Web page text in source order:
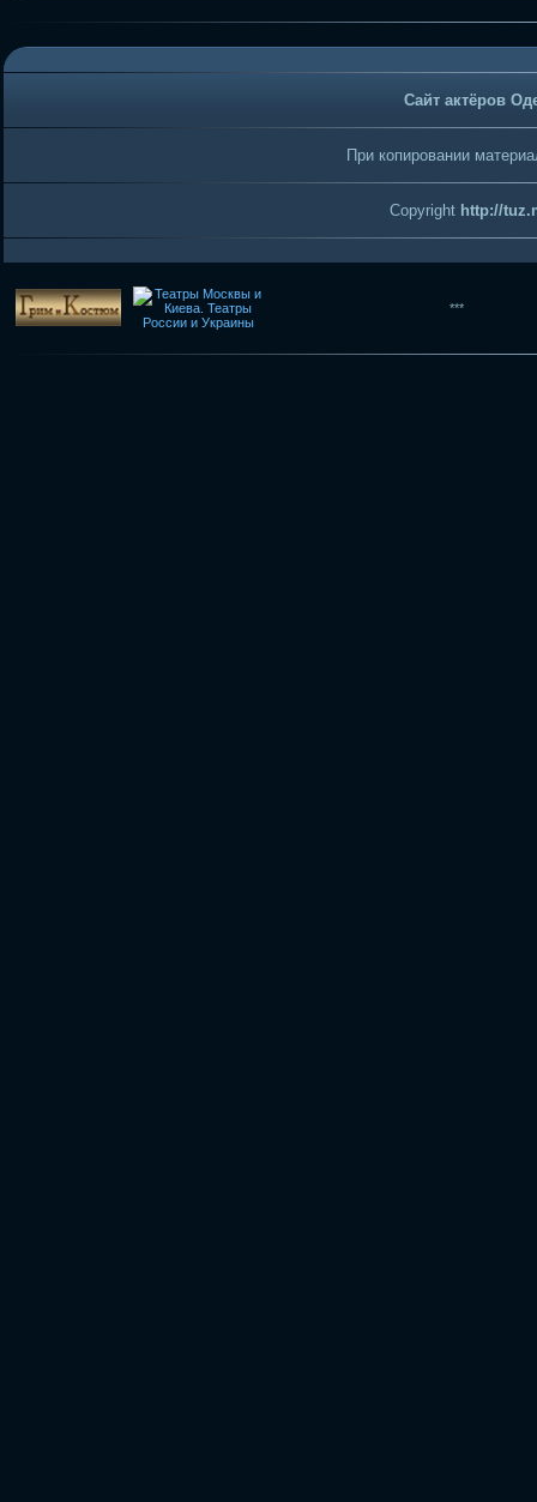
Сайт актёров
При копировании
Copyright http://
***